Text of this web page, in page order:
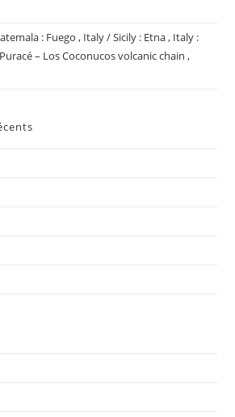
: Fuego , Italy / Sicily : Etna , Italy :
– Los Coconucos volcanic chain ,